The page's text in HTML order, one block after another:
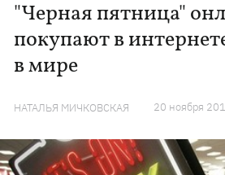
"Черная пятница"
покупают в
в мире
НАТАЛЬЯ МИЧКОВСКАЯ 20 ноября